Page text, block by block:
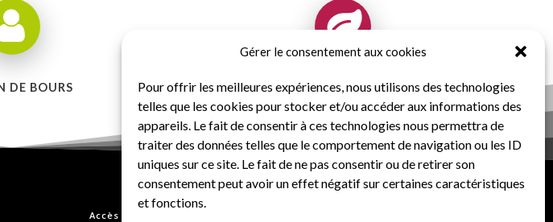
Gérer le consentement aux cookies
Pour offrir les meilleures expériences, nous utilisons des technologies
telles que les cookies pour stocker et/ou accéder aux informations des
appareils. Le fait de consentir à ces technologies nous permettra de
traiter des données telles que le comportement de navigation ou les ID
uniques sur ce site. Le fait de ne pas consentir ou de retirer son
consentement peut avoir un effet négatif sur certaines caractéristiques
et fonctions.
DE BOURS 7 VALLÉES TERNOIS TOURISME
Accès agents